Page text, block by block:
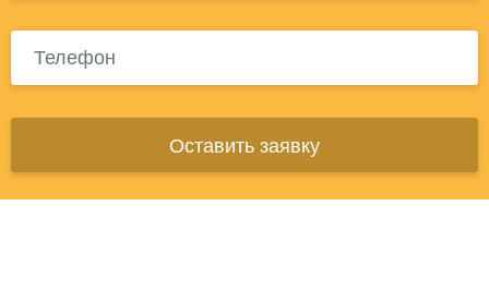
Оставить заявку